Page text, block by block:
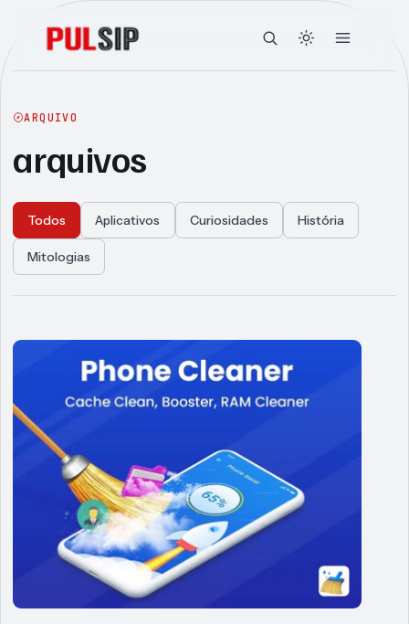
ARQUIVO
arquivos
Todos Aplicativos Curiosidades História
Mitologias
Articles